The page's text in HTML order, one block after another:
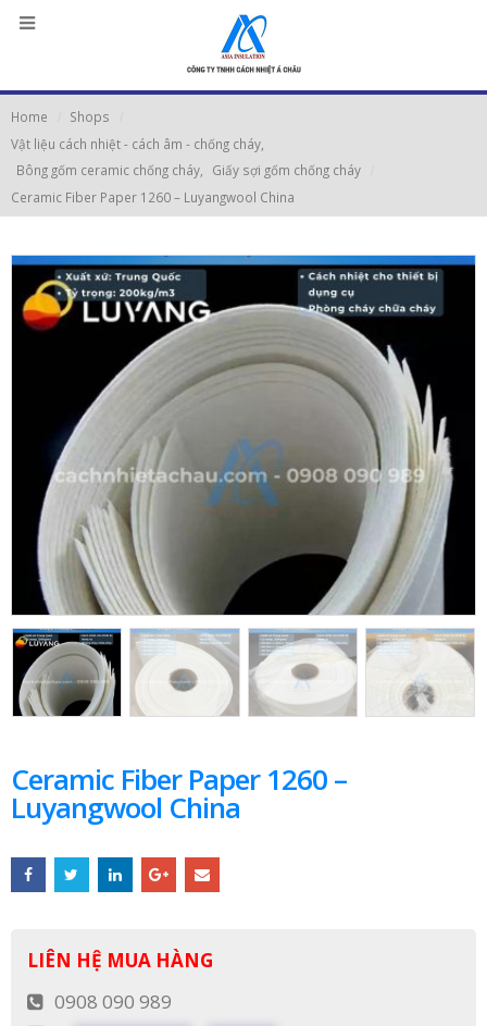
Home
Shops
Vật liệu cách nhiệt - cách âm - chống cháy
Bông gốm ceramic chống cháy
Giấy sợi gốm chống cháy
Ceramic Fiber Paper 1260 – Luyangwool China
Ceramic Fiber Paper 1260 –
Luyangwool China
LIÊN HỆ MUA HÀNG
0908 090 989